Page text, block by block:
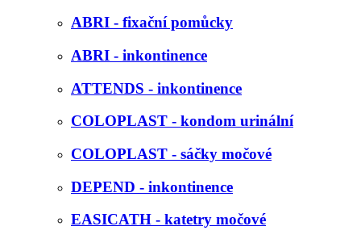
ABRI - fixační pomůcky
ABRI - inkontinence
ATTENDS - inkontinence
COLOPLAST - kondom urinální
COLOPLAST - sáčky močové
DEPEND - inkontinence
EASICATH - katetry močové